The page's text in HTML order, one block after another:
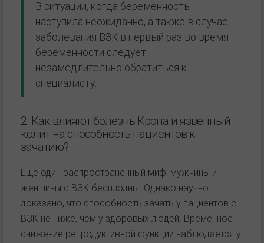
В ситуации, когда беременность
наступила неожиданно, а также в случае
заболевания ВЗК в первый раз во время
беременности следует
незамедлительно обратиться к
специалисту.
2. Как влияют болезнь Крона и язвенный
колит на способность пациентов к
зачатию?
Еще один распространенный миф: мужчины и
женщины с ВЗК бесплодны. Однако научно
доказано, что способность зачать у пациентов с
ВЗК не ниже, чем у здоровых людей. Временное
снижение репродуктивной функции наблюдается у